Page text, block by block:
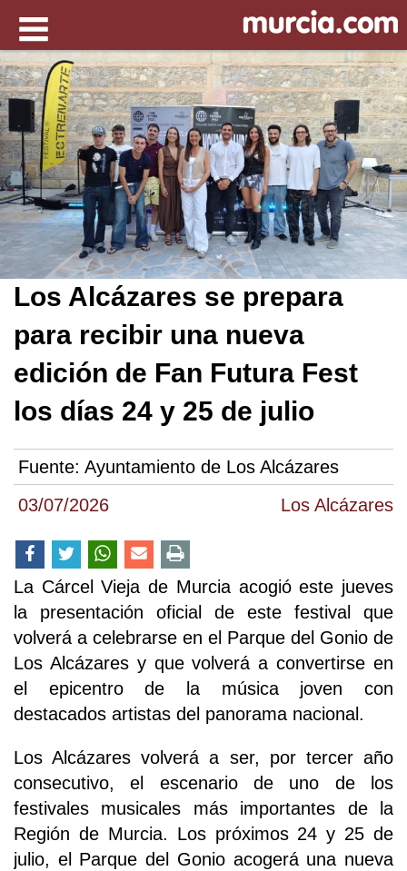
03/07/2026 Los Alcázares
Los Alcázares se prepara
para recibir una nueva
edición de Fan Futura Fest
los días 24 y 25 de julio
Fuente: Ayuntamiento de Los Alcázares
La Cárcel Vieja de Murcia acogió este jueves
la presentación oficial de este festival que
volverá a celebrarse en el Parque del Gonio de
Los Alcázares y que volverá a convertirse en
el epicentro de la música joven con
destacados artistas del panorama nacional.
Los Alcázares volverá a ser, por tercer año
consecutivo, el escenario de uno de los
festivales musicales más importantes de la
Región de Murcia. Los próximos 24 y 25 de
julio, el Parque del Gonio acogerá una nueva